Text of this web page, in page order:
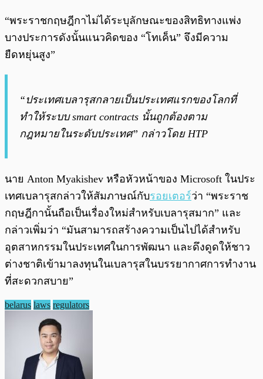
“พระราชกฤษฎีกาไม่ได้ระบุลักษณะของสิทธิทางแพ่ง
บางประการดังนั้นแนวคิดของ “โทเค็น” จึงมีความ
ยืดหยุ่นสูง”
“ประเทศเบลารุสกลายเป็นประเทศแรกของโลกที่
ทำให้ระบบ smart contracts นั้นถูกต้องตาม
กฎหมายในระดับประเทศ” กล่าวโดย HTP
นาย Anton Myakishev หรือหัวหน้าของ Microsoft ในประ
เทศเบลารุสกล่าวให้สัมภาษณ์กับรอยเตอร์ว่า “พระราช
กฤษฎีกานั้นถือเป็นเรื่องใหม่สำหรับเบลารุสมาก” และ
กล่าวเพิ่มว่า “มันสามารถสร้างความเป็นไปได้สำหรับ
อุตสาหกรรมในประเทศในการพัฒนา และดึงดูดให้ชาว
ต่างชาติเข้ามาลงทุนในเบลารุสในบรรยากาศการทำงาน
ที่สะดวกสบาย”
belarus laws regulators